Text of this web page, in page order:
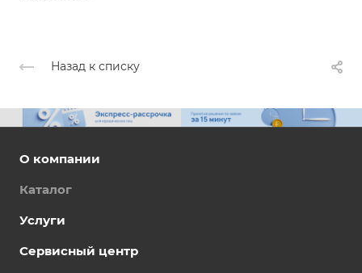
Назад к списку
О компании
Каталог
Услуги
Сервисный центр